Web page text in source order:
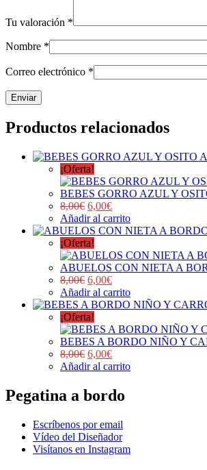
Tu valoración *
Nombre *
Correo electrónico *
Productos relacionados
¡Oferta!
BEBES GORRO AZUL Y
8,00€ 6,00€
Añadir al carrito
¡Oferta!
ABUELOS CON NIETA A
8,00€ 6,00€
Añadir al carrito
¡Oferta!
BEBES A BORDO NIÑO Y
8,00€ 6,00€
Añadir al carrito
Pegatina a bordo
Escríbenos por email
Vídeo del Diseñador
Visítanos en Instagram